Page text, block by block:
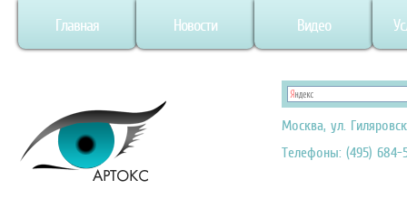
Главная Новости Видео
Москва, ул.
Телефоны: (495) 684-